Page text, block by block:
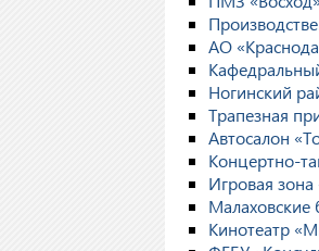
АО
Ногинский
Трапезная
Автосалон
Концертно-
Игровая
Кинотеатр